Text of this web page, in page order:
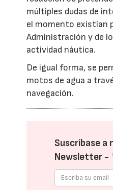
múltiples dudas de
el momento existían
Administración y de
actividad náutica.
De igual forma, se
motos de agua a
navegación.
Suscríbase a
Newsletter -